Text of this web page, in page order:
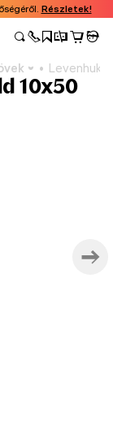
Részletek!
Levenhuk
10x50